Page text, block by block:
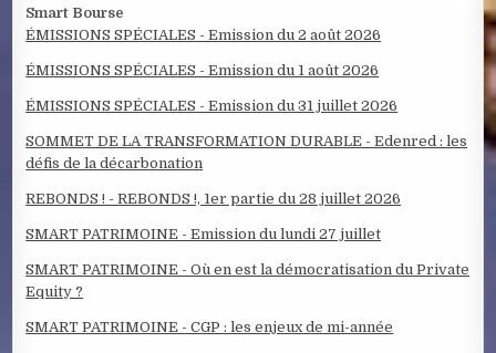
Smart Bourse
ÉMISSIONS SPÉCIALES - Emission du 2 août 2026
ÉMISSIONS SPÉCIALES - Emission du 1 août 2026
ÉMISSIONS SPÉCIALES - Emission du 31 juillet 2026
SOMMET DE LA TRANSFORMATION DURABLE - Edenred : les
défis de la décarbonation
REBONDS ! - REBONDS !, 1er partie du 28 juillet 2026
SMART PATRIMOINE - Emission du lundi 27 juillet
SMART PATRIMOINE - Où en est la démocratisation du Private
Equity ?
SMART PATRIMOINE - CGP : les enjeux de mi-année